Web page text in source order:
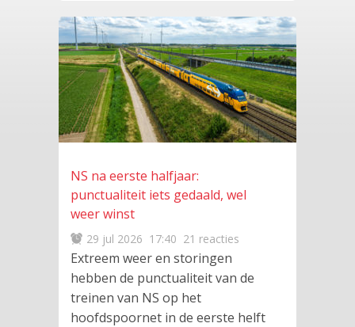
NS na eerste halfjaar:
punctualiteit iets gedaald, wel
weer winst
29 jul 2026 17:40 21 reacties
Extreem weer en storingen
hebben de punctualiteit van de
treinen van NS op het
hoofdspoornet in de eerste helft